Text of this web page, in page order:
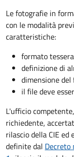
Le fotografie in
con le modalità
caratteristiche:
formato
definizione di
dimensione
il file deve
L'ufficio
richiedente,
rilascio della CIE
definite dal